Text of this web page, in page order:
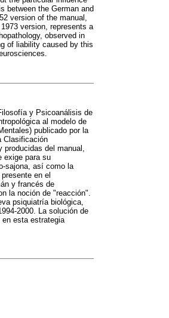
between the German and
version of the manual,
version, represents a
observed in
of liability caused by this
y Psicoanálisis de
al modelo de
publicado por la
Clasificación
producidas del manual,
exige para su
sajona, así como la
en el
y francés de
la noción de "reacción".
psiquiatría biológica,
2000. La solución de
esta estrategia